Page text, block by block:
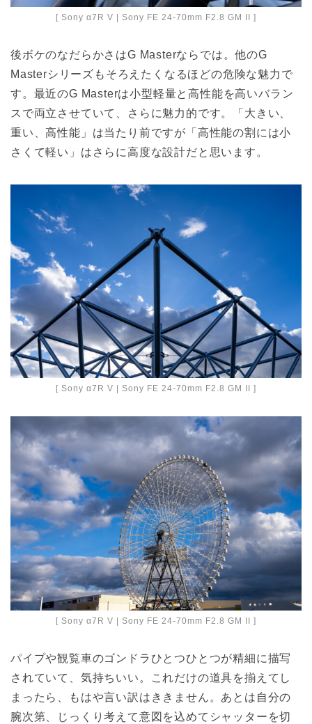
[ Sony α7R V | Sony FE 24-70mm F2.8 GM II ]
後ボケのなだらかさはG Masterならでは。他のG
Masterシリーズもそろえたくなるほどの危険な魅力で
す。最近のG Masterは小型軽量と高性能を高いバラン
スで両立させていて、さらに魅力的です。「大きい、
重い、高性能」は当たり前ですが「高性能の割には小
さくて軽い」はさらに高度な設計だと思います。
[ Sony α7R V | Sony FE 24-70mm F2.8 GM II ]
[ Sony α7R V | Sony FE 24-70mm F2.8 GM II ]
パイプや観覧車のゴンドラひとつひとつが精細に描写
されていて、気持ちいい。これだけの道具を揃えてし
まったら、もはや言い訳はききません。あとは自分の
腕次第、じっくり考えて意図を込めてシャッターを切